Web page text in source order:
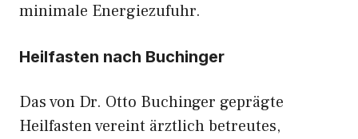
minimale Energiezufuhr.
Heilfasten nach Buchinger
Das von Dr. Otto Buchinger geprägte
Heilfasten vereint ärztlich betreutes,